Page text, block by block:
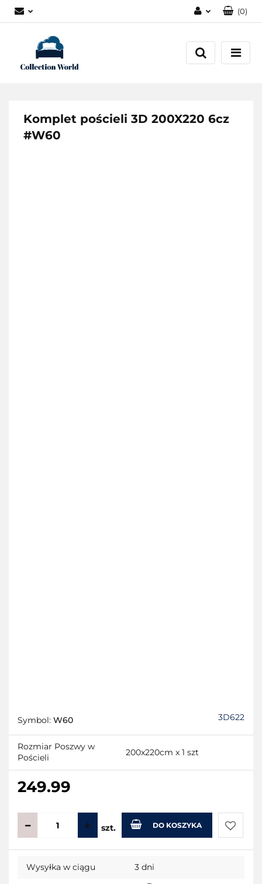
Zarejestruj się
(0)
Komplet pościeli 3D 200X220 6cz
#W60
Symbol: W60 3D622
Rozmiar Poszwy w
Pościeli
200x220cm x 1 szt
249.99
szt. DO KOSZYKA
Do
Wysyłka w ciągu 3 dni